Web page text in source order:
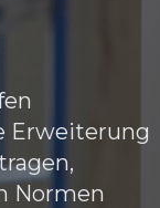
Erweiterung
Normen